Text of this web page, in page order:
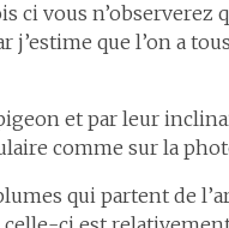
ci vous n’observerez
que l’on a
et par leur
comme sur la
qui partent de